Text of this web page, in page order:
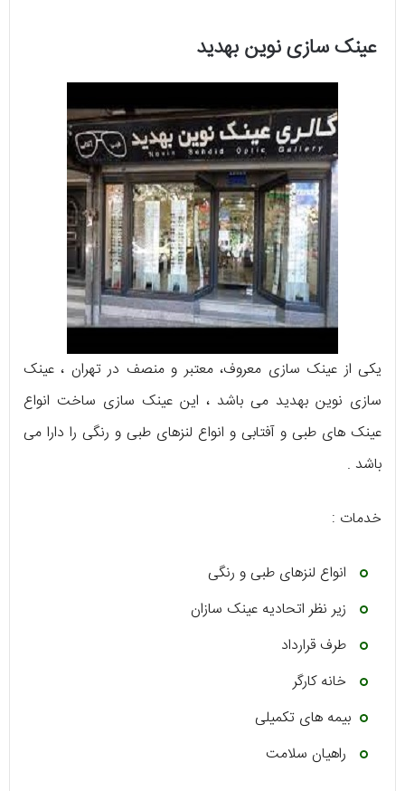
عینک سازی نوین بهدید
یکی از عینک سازی معروف، معتبر و منصف در تهران ، عینک
سازی نوین بهدید می باشد ، این عینک سازی ساخت انواع
عینک های طبی و آفتابی و انواع لنزهای طبی و رنگی را دارا می
باشد .
خدمات :
انواع لنزهای طبی و رنگی
زیر نظر اتحادیه عینک سازان
طرف قرارداد
خانه کارگر
بیمه های تکمیلی
راهیان سلامت